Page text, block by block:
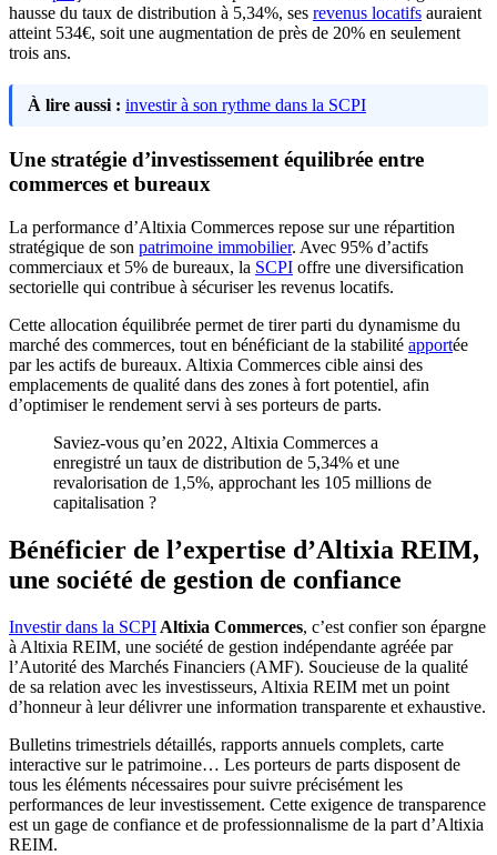
hausse du taux de distribution à 5,34%, ses revenus locatifs auraient
atteint 534€, soit une augmentation de près de 20% en seulement
trois ans.
À lire aussi : investir à son rythme dans la SCPI
Une stratégie d’investissement équilibrée entre
commerces et bureaux
La performance d’Altixia Commerces repose sur une répartition
stratégique de son patrimoine immobilier. Avec 95% d’actifs
commerciaux et 5% de bureaux, la SCPI offre une diversification
sectorielle qui contribue à sécuriser les revenus locatifs.
Cette allocation équilibrée permet de tirer parti du dynamisme du
marché des commerces, tout en bénéficiant de la stabilité apportée
par les actifs de bureaux. Altixia Commerces cible ainsi des
emplacements de qualité dans des zones à fort potentiel, afin
d’optimiser le rendement servi à ses porteurs de parts.
Saviez-vous qu’en 2022, Altixia Commerces a
enregistré un taux de distribution de 5,34% et une
revalorisation de 1,5%, approchant les 105 millions de
capitalisation ?
Bénéficier de l’expertise d’Altixia REIM,
une société de gestion de confiance
Investir dans la SCPI Altixia Commerces, c’est confier son épargne
à Altixia REIM, une société de gestion indépendante agréée par
l’Autorité des Marchés Financiers (AMF). Soucieuse de la qualité
de sa relation avec les investisseurs, Altixia REIM met un point
d’honneur à leur délivrer une information transparente et exhaustive.
Bulletins trimestriels détaillés, rapports annuels complets, carte
interactive sur le patrimoine… Les porteurs de parts disposent de
tous les éléments nécessaires pour suivre précisément les
performances de leur investissement. Cette exigence de transparence
est un gage de confiance et de professionnalisme de la part d’Altixia
REIM.